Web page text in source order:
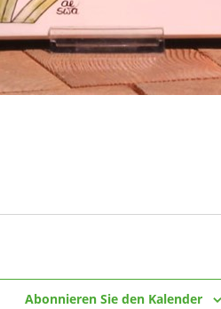
Abonnieren Sie den Kalender